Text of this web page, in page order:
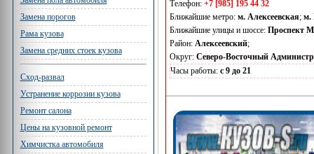
Замена порогов
Рама кузова
Замена средних стоек кузова
Сход-развал
Устранение коррозии кузова
Ремонт салона
Цены на кузовной ремонт
Химчистка автомобиля
Телефон: +7 [985] 195 44 32
Ближайшие метро: м. Алексеевская; м.
Ближайшие улицы и шоссе: Проспект
Район: Алексеевский;
Округ: Северо-Восточный
Часы работы: с 9 до 21